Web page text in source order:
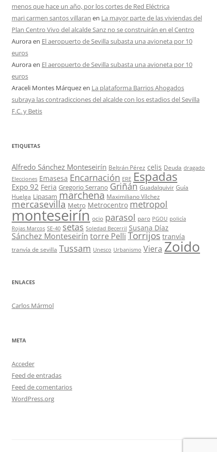
menos que hace un año, por los cortes de Red Eléctrica
mari carmen santos villaran en La mayor parte de las viviendas del
Plan Centro Vivo del alcalde Sanz no se construirán en el Centro
Auroraen El aeropuerto de Sevilla subasta una avioneta por 10
euros
Auroraen El aeropuerto de Sevilla subasta una avioneta por 10
euros
Araceli Montes Márquezen La plataforma Barrios Ahogados
subraya las contradicciones del alcalde con los estadios del Sevilla
F.C. y Betis
ETIQUETAS
Alfredo Sánchez Monteseirín Beltrán Pérez celis Deuda dragado
Elecciones Emasesa Encarnación ERE Espadas
Expo 92 Feria Gregorio Serrano Griñán Guadalquivir Guía
Huelga Lipasam marchena Maximiliano Vílchez
mercasevilla Metro Metrocentro metropol
monteseirín ocio parasol paro PGOU policía
Rojas Marcos SE-40 setas Soledad Becerril Susana Díaz
Sánchez Monteseirín torre Pelli Torrijos tranvía
tranvía de sevilla Tussam Unesco Urbanismo Viera Zoido
ENLACES
Carlos Mármol
META
Acceder
Feed de entradas
Feed de comentarios
WordPress.org